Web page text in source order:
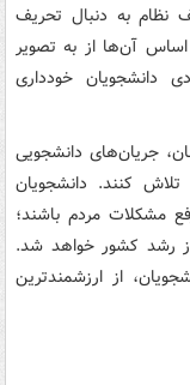
نظام به دنبال تحریف
آن‌ها از به تصویر
دانشجویان خودداری
جریان‌های دانشجویی
کنند. دانشجویان
مشکلات مردم باشند؛
رشد کشور خواهد شد.
از ارزشمندترین